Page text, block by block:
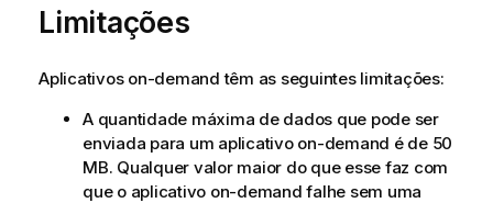
Limitações
Aplicativos on-demand têm as seguintes limitações:
A quantidade máxima de dados que pode ser
enviada para um aplicativo on-demand é de 50
MB. Qualquer valor maior do que esse faz com
que o aplicativo on-demand falhe sem uma